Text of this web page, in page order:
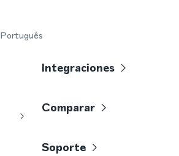
Português
Integraciones
Comparar
Soporte